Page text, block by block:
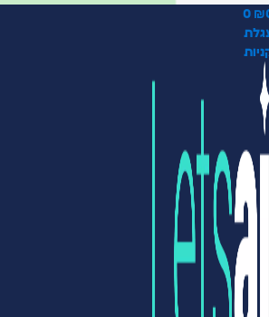
₪
0